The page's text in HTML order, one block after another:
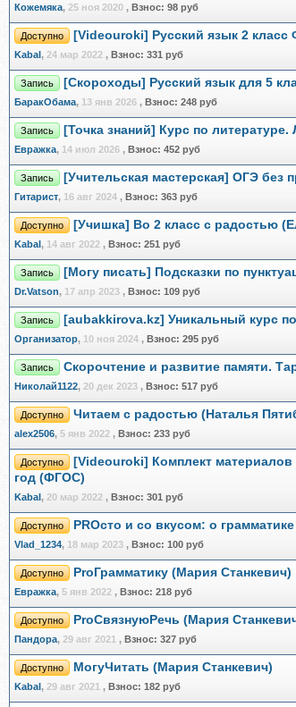
Кожемяка, 25 ноя 2020 , Взнос: 98 руб
Доступно [Videouroki] Русский язык 2
Kabal, 24 мар 2022 , Взнос: 331 руб
Запись [Скороходы] Русский язык для 5
БаракОбама, 13 янв 2026 , Взнос: 248 руб
Запись [Точка знаний] Курс по
Евражкa, 14 июл 2026 , Взнос: 452 руб
Запись [Учительская мастерская] ОГЭ
Гитарист, 16 авг 2024 , Взнос: 363 руб
Доступно [Учишка] Во 2 класс с радостью
Kabal, 14 авг 2022 , Взнос: 251 руб
Запись [Могу писать] Подсказки по
Dr.Vatson, 17 апр 2023 , Взнос: 109 руб
Запись [aubakkirova.kz] Уникальный курс
Организатор, 10 ноя 2024 , Взнос: 295 руб
Запись Скорочтение и развитие памяти.
Николай1122, 20 дек 2023 , Взнос: 517 руб
Доступно Читаем с радостью (Наталья
alex2506, 5 янв 2022 , Взнос: 233 руб
Доступно
[Videouroki] Комплект материалов
год (ФГОС)
Kabal, 20 мар 2022 , Взнос: 301 руб
Доступно PROсто и со вкусом: о
Vlad_1234, 18 мар 2023 , Взнос: 100 руб
Доступно ProГрамматику (Мария Станкевич)
Евражкa, 5 янв 2022 , Взнос: 218 руб
Доступно ProСвязнуюРечь (Мария
Пандора, 29 авг 2021 , Взнос: 327 руб
Доступно МогуЧитать (Мария Станкевич)
Kabal, 29 авг 2021 , Взнос: 182 руб